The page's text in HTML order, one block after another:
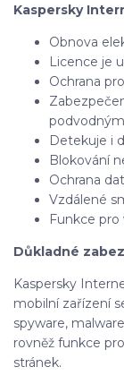
Kaspersky
Obnova
Licence je
Ochrana
Detekuje i
Blokování
Ochrana
Vzdálené
Funkce
Důkladné
Kaspersky
mobilní zařízení
spyware,
rovněž funkce
stránek.